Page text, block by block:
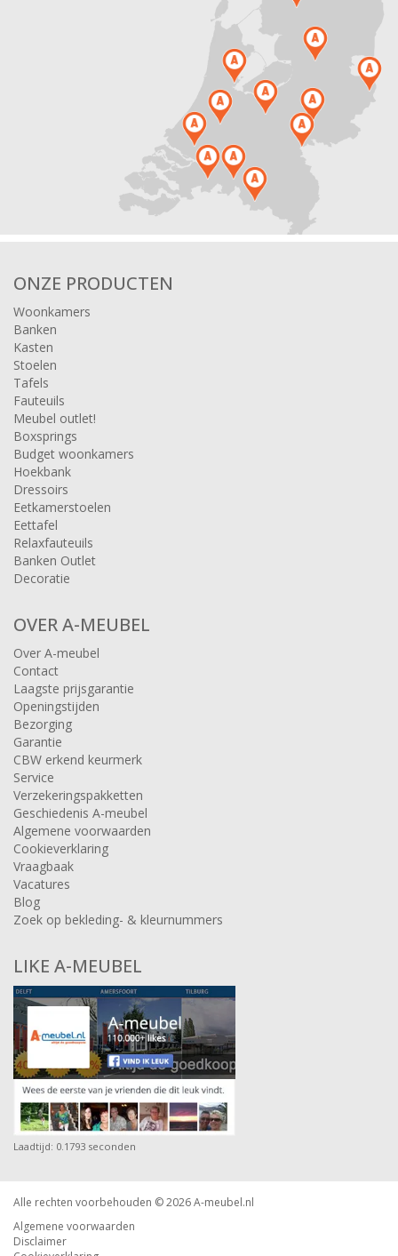
ONZE PRODUCTEN
Woonkamers
Banken
Kasten
Stoelen
Tafels
Fauteuils
Meubel outlet!
Boxsprings
Budget woonkamers
Hoekbank
Dressoirs
Eetkamerstoelen
Eettafel
Relaxfauteuils
Banken Outlet
Decoratie
OVER A-MEUBEL
Over A-meubel
Contact
Laagste prijsgarantie
Openingstijden
Bezorging
Garantie
CBW erkend keurmerk
Service
Verzekeringspakketten
Geschiedenis A-meubel
Algemene voorwaarden
Cookieverklaring
Vraagbaak
Vacatures
Blog
Zoek op bekleding- & kleurnummers
LIKE A-MEUBEL
Laadtijd: 0.1793 seconden
Alle rechten voorbehouden © 2026A-meubel.nl
Algemene voorwaarden
Disclaimer